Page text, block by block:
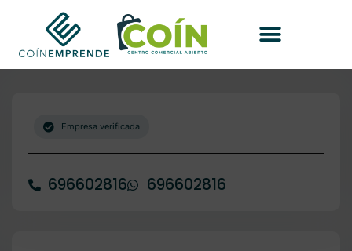
Empresa verificada
696602816 696602816